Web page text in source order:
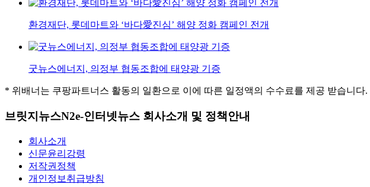
환경재단, 롯데마트와 ‘바다愛진심’ 해양 정화 캠페인 전개
굿뉴스에너지, 의정부 협동조합에 태양광 기증
* 위배너는 쿠팡파트너스 활동의 일환으로 이에 따른 일정액의 수수료를 제공 받습니다.
브릿지뉴스N2e-인터넷뉴스 회사소개 및 정책안내
회사소개
신문윤리강령
저작권정책
개인정보취급방침